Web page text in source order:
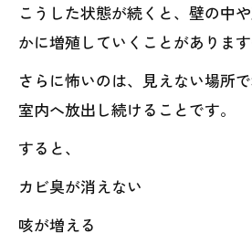
こうした状態が続くと、壁の中
かに増殖していくことがありま
さらに怖いのは、見えない場所
室内へ放出し続けることです。
すると、
カビ臭が消えない
咳が増える